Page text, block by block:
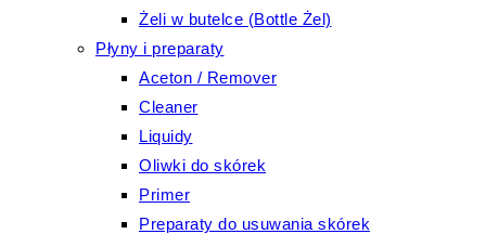
Żeli w butelce (Bottle Żel)
Płyny i preparaty
Aceton / Remover
Cleaner
Liquidy
Oliwki do skórek
Primer
Preparaty do usuwania skórek